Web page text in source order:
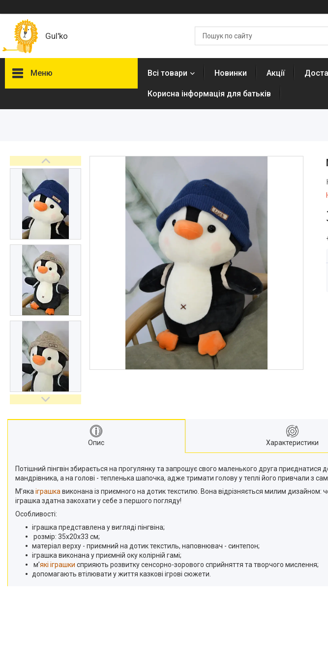
Gul'ko
Меню
ТОП товарів Пакунок Малюка
Підбірка товарів для малюка
до року (7000 грн)
Автокрісла
Дитячі візочки
Меблі дитячі
Дитячий транспорт
Іграшки
Засоби особистої гігієни
Дитяче харчування
Одяг дитячий
Переноски для дітей
Дитяча безпека
Басейни каркасні
Валізи дитячі
Надувна продукція для дітей
Корисна інформація для
батьків
Всі товари Новинки Акції
Корисна інформація для батьків
Опис Характеристики
Потішний пінгвін збирається на прогулянку та запрошує свого маленького друга
мандрівника, а на голові - тепленька шапочка, адже тримати голову у теплі його привчали з
М’яка іграшка виконана із приємного на дотик текстилю. Вона відрізняється милим
іграшка здатна закохати у себе з першого погляду!
Особливості:
іграшка представлена у вигляді пінгвіна;
розмір: 35х20х33 см;
матеріал верху - приємний на дотик текстиль, наповнювач - синтепон;
іграшка виконана у приємній оку колірній гамі;
м’які іграшки сприяють розвитку сенсорно-зорового сприйняття та творчого мислення;
допомагають втілювати у життя казкові ігрові сюжети.